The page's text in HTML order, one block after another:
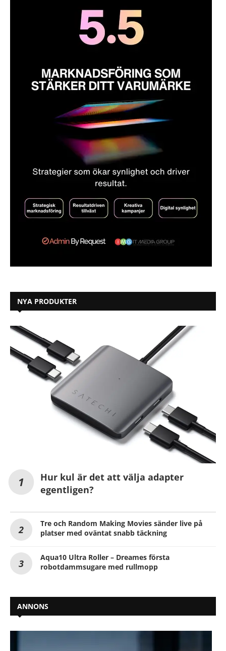
NYA PRODUKTER
Hur kul är det att välja adapter
egentligen?
Tre och Random Making Movies sänder live på
platser med oväntat snabb täckning
Aqua10 Ultra Roller – Dreames första
robotdammsugare med rullmopp
ANNONS